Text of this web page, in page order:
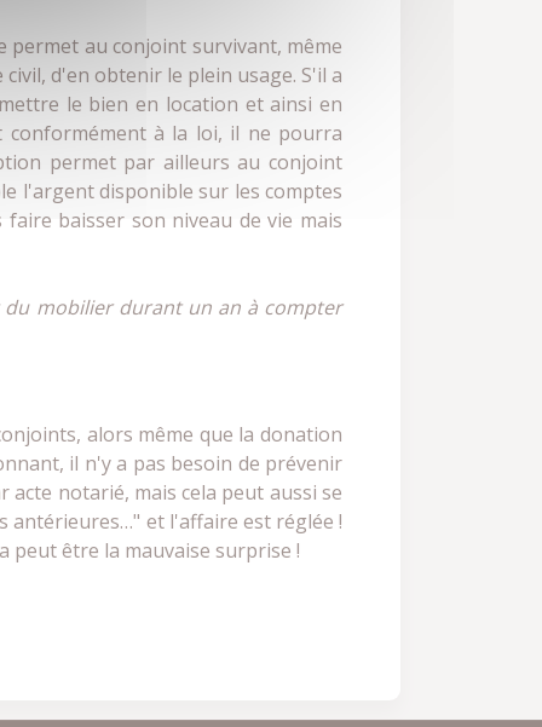
permet au conjoint survivant, même
d'en obtenir le plein usage. S'il a
le bien en location et ainsi en
conformément à la loi, il ne pourra
permet par ailleurs au conjoint
l'argent disponible sur les comptes
baisser son niveau de vie mais
mobilier durant un an à compter
alors même que la donation
il n'y a pas besoin de prévenir
notarié, mais cela peut aussi se
antérieures…" et l'affaire est réglée !
peut être la mauvaise surprise !